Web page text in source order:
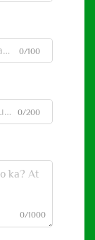
0/100
0/200
0/1000